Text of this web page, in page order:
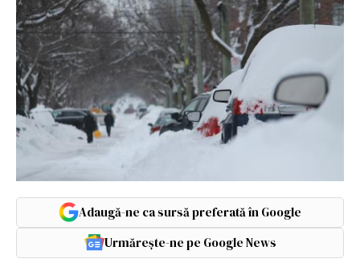
Adaugă-ne ca sursă preferată în Google
Urmărește-ne pe Google News